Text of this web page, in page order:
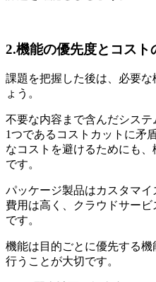
2.機能の優先度とコスト
課題を把握した後は、必要
ょう。
不要な内容まで含んだシス
1つであるコストカットに矛
なコストを避けるためにも
です。
パッケージ製品はカスタマ
費用は高く、クラウドサー
です。
機能は目的ごとに優先する
行うことが大切です。